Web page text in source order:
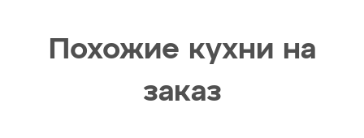
Похожие кухни на
заказ